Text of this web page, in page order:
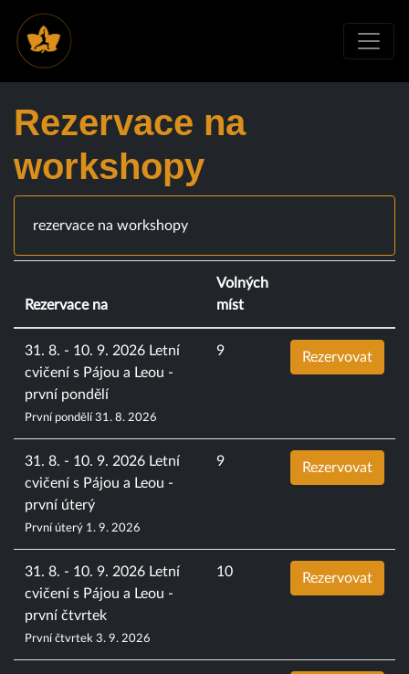
Rezervace na
workshopy
rezervace na workshopy
Rezervace na
Volných
míst
31. 8. - 10. 9. 2026 Letní
cvičení s Pájou a Leou -
první pondělí
První pondělí 31. 8. 2026
9 Rezervovat
31. 8. - 10. 9. 2026 Letní
cvičení s Pájou a Leou -
první úterý
První úterý 1. 9. 2026
9 Rezervovat
31. 8. - 10. 9. 2026 Letní
cvičení s Pájou a Leou -
první čtvrtek
První čtvrtek 3. 9. 2026
10 Rezervovat